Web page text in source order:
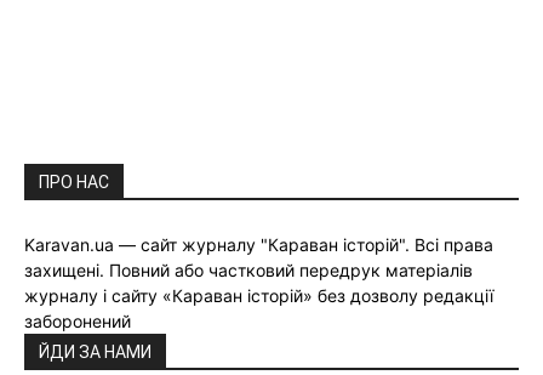
ПРО НАС
Karavan.ua — сайт журналу "Караван історій". Всі права
захищені. Повний або частковий передрук матеріалів
журналу і сайту «Караван історій» без дозволу редакції
заборонений
ЙДИ ЗА НАМИ